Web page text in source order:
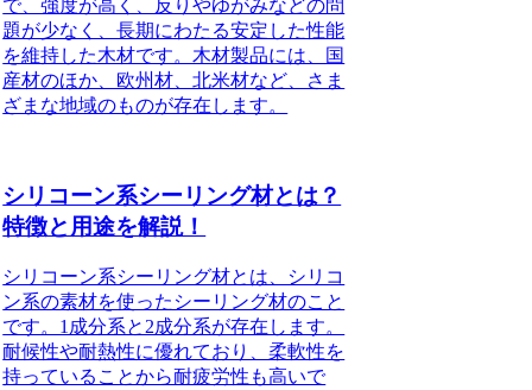
で、強度が高く、反りやゆがみなどの問
題が少なく、長期にわたる安定した性能
を維持した木材です。木材製品には、国
産材のほか、欧州材、北米材など、さま
ざまな地域のものが存在します。
シリコーン系シーリング材とは？
特徴と用途を解説！
シリコーン系シーリング材とは、シリコ
ン系の素材を使ったシーリング材のこと
です。1成分系と2成分系が存在します。
耐候性や耐熱性に優れており、柔軟性を
持っていることから耐疲労性も高いで